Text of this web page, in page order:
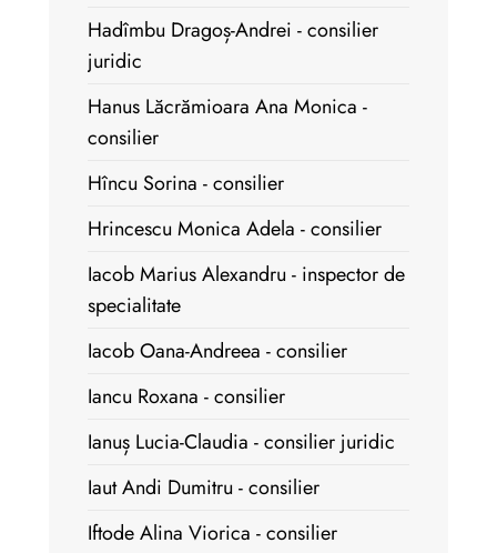
Hadîmbu Dragoș-Andrei - consilier
juridic
Hanus Lăcrămioara Ana Monica -
consilier
Hîncu Sorina - consilier
Hrincescu Monica Adela - consilier
Iacob Marius Alexandru - inspector de
specialitate
Iacob Oana-Andreea - consilier
Iancu Roxana - consilier
Ianuș Lucia-Claudia - consilier juridic
Iaut Andi Dumitru - consilier
Iftode Alina Viorica - consilier